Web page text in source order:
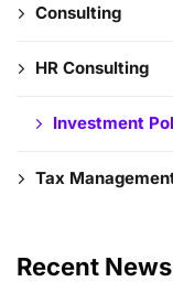
Consulting
HR Consulting
Investment
Tax
Recent News